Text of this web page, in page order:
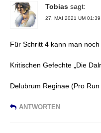
Tobias sagt:
27. MAI 2021 UM 01:39
Für Schritt 4 kann man
Kritischen Gefechte „Die
Delubrum Reginae (Pro
ANTWORTEN